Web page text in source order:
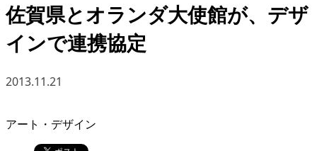
佐賀県とオランダ大使館が、デザ
インで連携協定
2013.11.21
アート・デザイン